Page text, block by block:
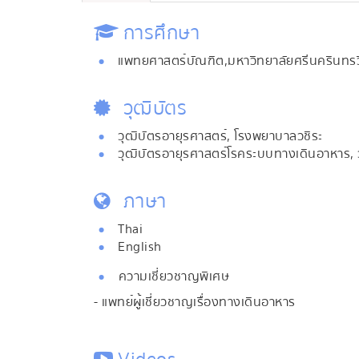
การศึกษา
แพทยศาสตร์บัณฑิต,มหาวิทยาลัยศรีนครินทร
วุฒิบัตร
วุฒิบัตรอายุรศาสตร์, โรงพยาบาลวชิระ
วุฒิบัตรอายุรศาสตร์โรคระบบทางเดินอาหาร,
ภาษา
Thai
English
ความเชี่ยวชาญพิเศษ
- แพทย์ผู้เชี่ยวชาญเรื่องทางเดินอาหาร